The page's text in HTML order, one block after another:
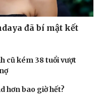
đã bí mật kết
cũ kém 38 tuổi vượt
hơn bao giờ hết?